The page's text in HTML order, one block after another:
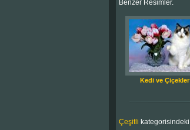
Benzer Resimler.
Kedi ve Çiçekler
Çeşitli